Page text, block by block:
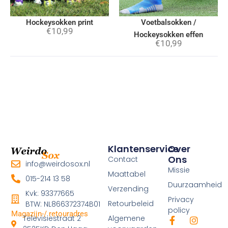
Hockeysokken print
€10,99
Voetbalsokken /
Hockeysokken effen
€10,99
info@weirdosox.nl
015-214 13 58
Kvk: 93377665
BTW: NL866372374B01
Magazijn-/ retouradres
Televisiestraat 2
Klantenservice
Contact
Maattabel
Verzending
Retourbeleid
Algemene
Over
Ons
Missie
Duurzaamheid
Privacy
policy
F
I